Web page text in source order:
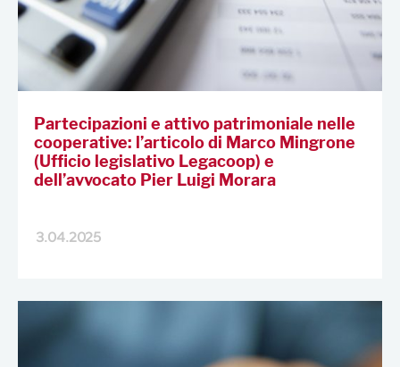
Partecipazioni e attivo patrimoniale nelle
cooperative: l’articolo di Marco Mingrone
(Ufficio legislativo Legacoop) e
dell’avvocato Pier Luigi Morara
3.04.2025